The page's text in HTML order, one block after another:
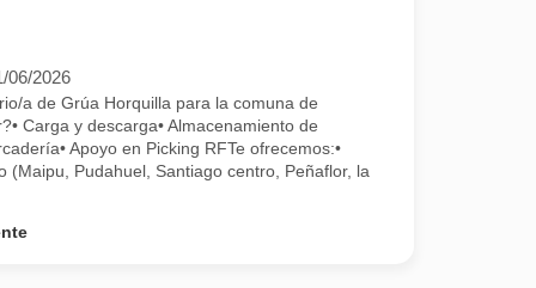
06/2026
a de Grúa Horquilla para la comuna de
Carga y descarga• Almacenamiento de
Apoyo en Picking RFTe ofrecemos:•
(Maipu, Pudahuel, Santiago centro, Peñaflor, la